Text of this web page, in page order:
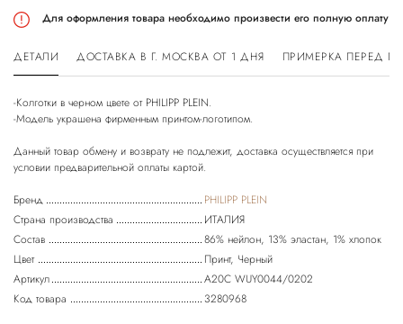
Для оформления товара необходимо произвести его полную оплату
ДЕТАЛИ ДОСТАВКА В Г. МОСКВА ОТ 1 ДНЯ ПРИМЕРКА ПЕРЕД
-Колготки в черном цвете от PHILIPP PLEIN.
-Модель украшена фирменным принтом-логотипом.
Данный товар обмену и возврату не подлежит, доставка осуществляется при
Бренд
PHILIPP PLEIN
Страна производства
ИТАЛИЯ
Состав
86% нейлон, 13% эластан, 1% хлопок
Цвет
Принт, Черный
Артикул
A20C WUY0044/0202
Код товара
3280968